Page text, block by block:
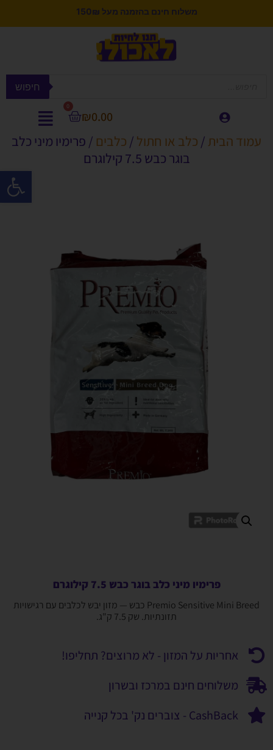
פתח
משלוח חינם בהזמנה מעל 150₪
חיפוש
₪0.00
0
עמוד הבית / כלב או חתול / כלבים / פרימיו מיני כלב
בוגר כבש 7.5 קילוגרם
פרימיו מיני כלב בוגר כבש 7.5 קילוגרם
Premio Sensitive Mini Breed כבש — מזון יבש לכלבים עם רגישויות
תזונתיות. שק 7.5 ק"ג.
אחריות על המזון - לא מרוצים? תחליפו!
משלוחים חינם במרכז ובשרון
CashBack - צוברים נק' בכל קנייה